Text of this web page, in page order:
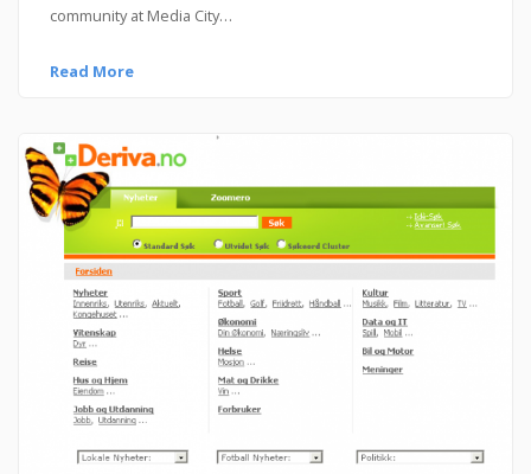
community at Media City…
Read More